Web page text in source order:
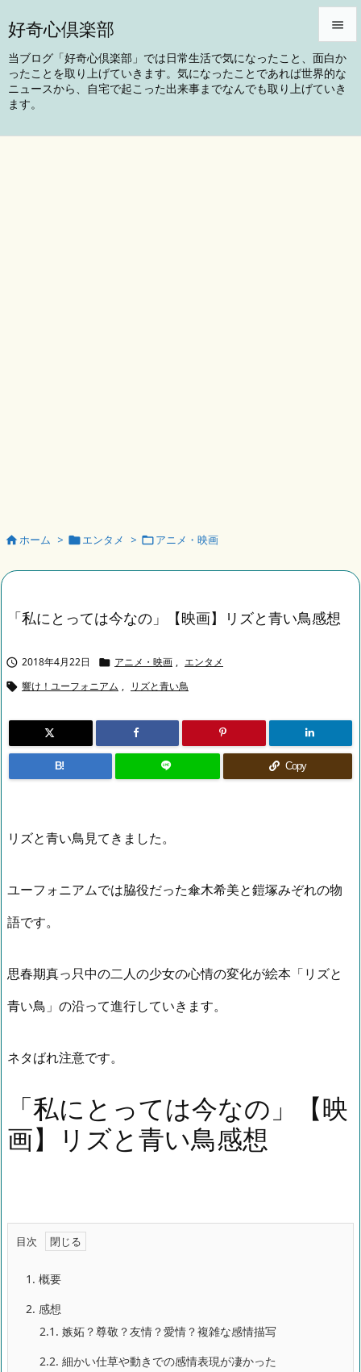
好奇心倶楽部
当ブログ「好奇心倶楽部」では日常生活で気になったこと、面白か
ったことを取り上げていきます。気になったことであれば世界的な
ニュースから、自宅で起こった出来事までなんでも取り上げていき
ます。


メニュ


ホーム > エンタメ > アニメ・映画
「私にとっては今なの」【映画】リズと青い鳥感想
 2018年4月22日  アニメ・映画 , エンタメ
 響け！ユーフォニアム , リズと青い鳥
B! Copy
リズと青い鳥見てきました。
ユーフォニアムでは脇役だった傘木希美と鎧塚みぞれの物
語です。
思春期真っ只中の二人の少女の心情の変化が絵本「リズと
青い鳥」の沿って進行していきます。
ネタばれ注意です。
「私にとっては今なの」【映
画】リズと青い鳥感想
目次
1. 概要
2. 感想
2.1. 嫉妬？尊敬？友情？愛情？複雑な感情描写
2.2. 細かい仕草や動きでの感情表現が凄かった